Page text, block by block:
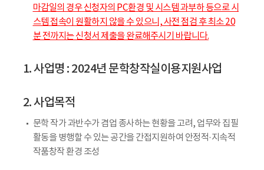
마감일의 경우 신청자의 PC환경 및 시스템 과부하 등으로 시
스템 접속이 원활하지 않을 수 있으니, 사전 점검 후 최소 20
분 전까지는 신청서 제출을 완료해주시기 바랍니다.
1. 사업명 : 2024년 문학창작실이용지원사업
2. 사업목적
문학 작가 과반수가 겸업 종사하는 현황을 고려, 업무와 집필
활동을 병행할 수 있는 공간을 간접지원하여 안정적·지속적
작품창작 환경 조성